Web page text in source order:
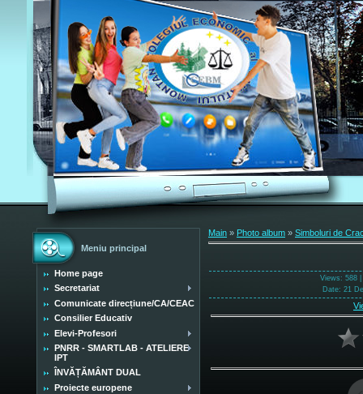
Meniu principal
Home page
Secretariat
Comunicate direcțiune/CA/CEAC
Consilier Educativ
Elevi-Profesori
PNRR - SMARTLAB - ATELIERE
IPT
ÎNVĂȚĂMÂNT DUAL
Proiecte europene
Main » Photo album » Simboluri de
Views: 588 |
Date: 21